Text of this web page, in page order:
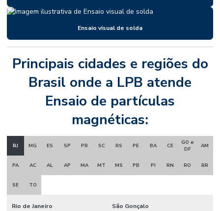
Ensaio visual de solda
Principais cidades e regiões do
Brasil onde a LPB atende
Ensaio de partículas
magnéticas:
RJ MG ES SP PR SC RS PE BA CE
GO e
DF
AM
PA AC AL AP MA MT MS PB PI RN RO RR
SE TO
Rio de Janeiro São Gonçalo